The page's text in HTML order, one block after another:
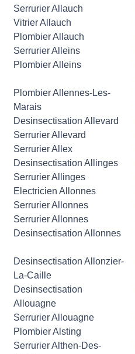
Serrurier Allauch
Vitrier Allauch
Plombier Allauch
Serrurier Alleins
Plombier Alleins
Plombier Allennes-Les-
Marais
Desinsectisation Allevard
Serrurier Allevard
Serrurier Allex
Desinsectisation Allinges
Serrurier Allinges
Electricien Allonnes
Serrurier Allonnes
Serrurier Allonnes
Desinsectisation Allonnes
Desinsectisation Allonzier-
La-Caille
Desinsectisation
Allouagne
Serrurier Allouagne
Plombier Alsting
Serrurier Althen-Des-